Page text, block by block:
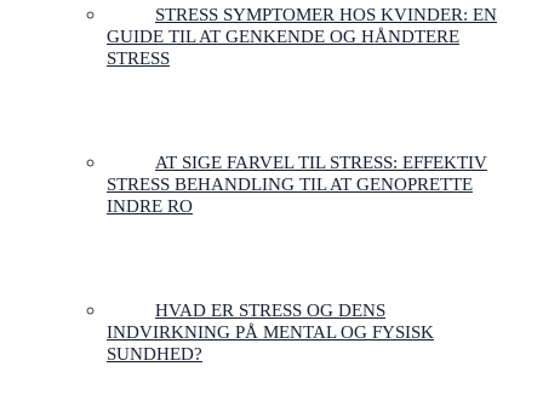
STRESS SYMPTOMER HOS KVINDER: EN
GUIDE TIL AT GENKENDE OG HÅNDTERE
STRESS
AT SIGE FARVEL TIL STRESS: EFFEKTIV
STRESS BEHANDLING TIL AT GENOPRETTE
INDRE RO
HVAD ER STRESS OG DENS
INDVIRKNING PÅ MENTAL OG FYSISK
SUNDHED?